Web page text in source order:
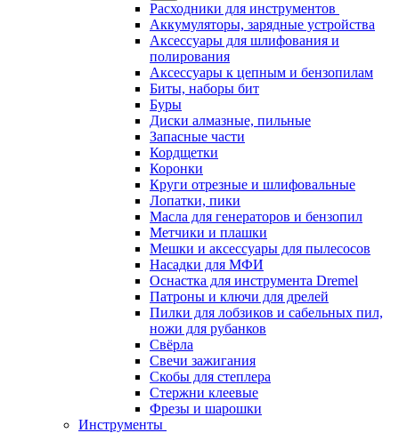
Расходники для инструментов
Аккумуляторы, зарядные устройства
Аксессуары для шлифования и
полирования
Аксессуары к цепным и бензопилам
Биты, наборы бит
Буры
Диски алмазные, пильные
Запасные части
Кордщетки
Коронки
Круги отрезные и шлифовальные
Лопатки, пики
Масла для генераторов и бензопил
Метчики и плашки
Мешки и аксессуары для пылесосов
Насадки для МФИ
Оснастка для инструмента Dremel
Патроны и ключи для дрелей
Пилки для лобзиков и сабельных пил,
ножи для рубанков
Свёрла
Свечи зажигания
Скобы для степлера
Стержни клеевые
Фрезы и шарошки
Инструменты